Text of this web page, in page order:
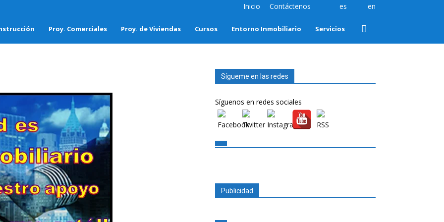
Inicio Contáctenos es en
Proy. Comerciales Proy. de Viviendas Cursos Entorno Inmobiliario Servicios
Sígueme en las redes
Síguenos en redes sociales
Publicidad